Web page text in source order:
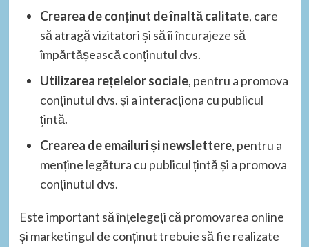
Crearea de conținut de înaltă calitate, care
să atragă vizitatori și să îi încurajeze să
împărtășească conținutul dvs.
Utilizarea rețelelor sociale, pentru a promova
conținutul dvs. și a interacționa cu publicul
țintă.
Crearea de emailuri și newslettere, pentru a
menține legătura cu publicul țintă și a promova
conținutul dvs.
Este important să înțelegeți că promovarea online
și marketingul de conținut trebuie să fie realizate